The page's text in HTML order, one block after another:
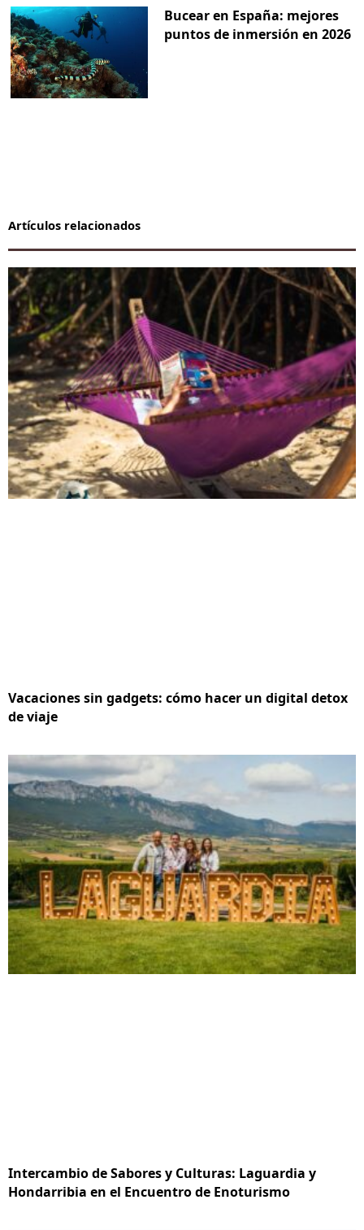
Bucear en España: mejores
puntos de inmersión en 2026
Artículos relacionados
Vacaciones sin gadgets: cómo hacer un digital detox
de viaje
Intercambio de Sabores y Culturas: Laguardia y
Hondarribia en el Encuentro de Enoturismo